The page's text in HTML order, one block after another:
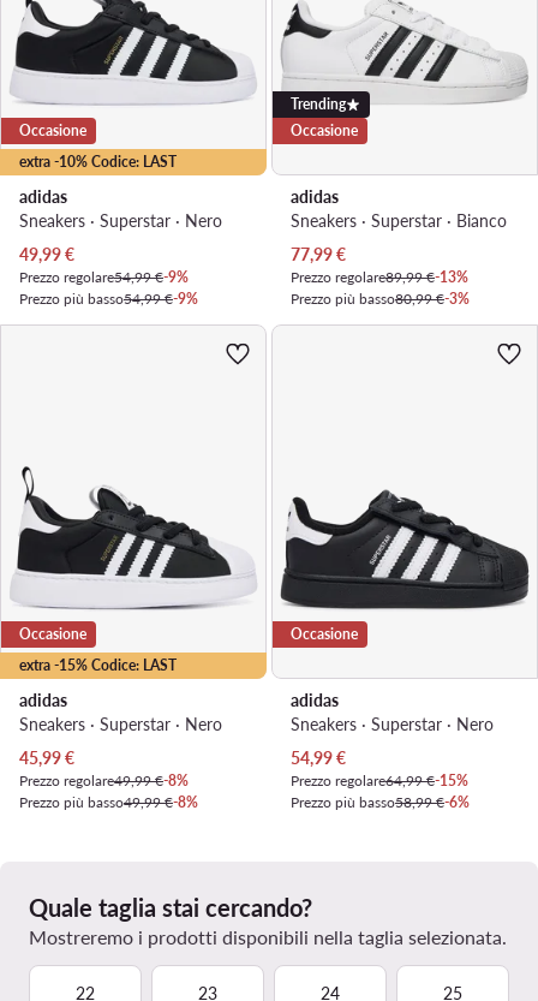
extra -10% Codice: LAST
Occasione
adidas
Sneakers · Superstar · Nero
Prezzo attuale
49,99€
Prezzo regolare54,99 €-9%
Prezzo più basso54,99 €-9%
Trending
Occasione
adidas
Sneakers · Superstar · Bianco
Prezzo attuale
77,99€
Prezzo regolare89,99 €-13%
Prezzo più basso80,99 €-3%
extra -15% Codice: LAST
Occasione
adidas
Sneakers · Superstar · Nero
Prezzo attuale
45,99€
Prezzo regolare49,99 €-8%
Prezzo più basso49,99 €-8%
Occasione
adidas
Sneakers · Superstar · Nero
Prezzo attuale
54,99€
Prezzo regolare64,99 €-15%
Prezzo più basso58,99 €-6%
Quale taglia stai cercando?
Mostreremo i prodotti disponibili nella taglia selezionata.
22 23 24 25